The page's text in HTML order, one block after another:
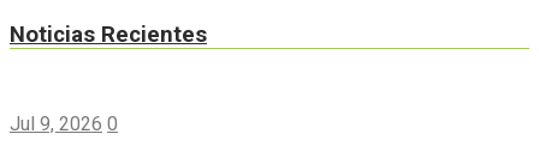
Noticias Recientes
Jul 9, 2026 0